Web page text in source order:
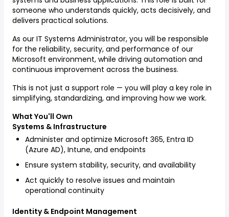
someone who understands quickly, acts decisively, and
delivers practical solutions.
As our IT Systems Administrator, you will be responsible
for the reliability, security, and performance of our
Microsoft environment, while driving automation and
continuous improvement across the business.
This is not just a support role — you will play a key role in
simplifying, standardizing, and improving how we work.
What You'll Own
Systems & Infrastructure
Administer and optimize Microsoft 365, Entra ID
(Azure AD), Intune, and endpoints
Ensure system stability, security, and availability
Act quickly to resolve issues and maintain
operational continuity
Identity & Endpoint Management